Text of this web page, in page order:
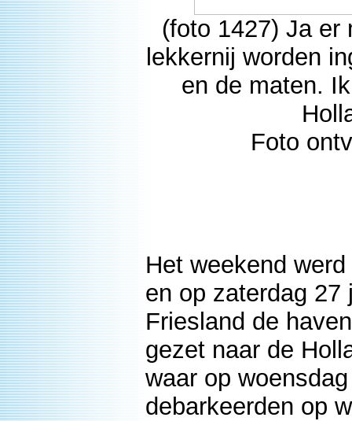
(foto 1427) Ja er
lekkernij worden
en de maten.
Foto
Het weekend
en op zaterdag 27
Friesland de
gezet naar de
waar op
debarkeerden op